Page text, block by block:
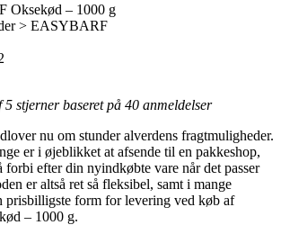
Oksekød – 1000 g
> EASYBARF
5 stjerner baseret på 40 anmeldelser
nu om stunder alverdens fragtmuligheder.
er i øjeblikket at afsende til en pakkeshop,
forbi efter din nyindkøbte vare når det passer
er altså ret så fleksibel, samt i mange
prisbilligste form for levering ved køb af
– 1000 g.